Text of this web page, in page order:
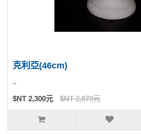
克利亞(46cm)
..
$NT 2,300元 $NT 2,870元